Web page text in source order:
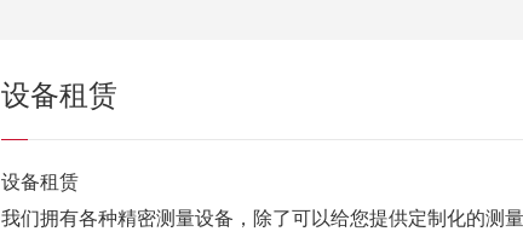
设备租赁
设备租赁
我们拥有各种精密测量设备，除了可以给您提供定制化的测